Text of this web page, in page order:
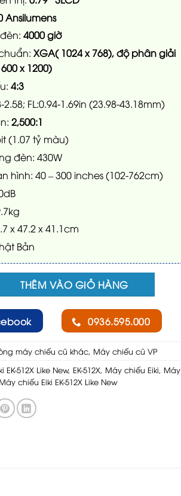
Ansilumens
4000 giờ
XGA( 1024 x 768), độ phân giải
x 1200)
4:3
FL:0.94-1.69in (23.98-43.18mm)
2,500:1
(1.07 tỷ màu)
đèn: 430W
hình: 40 – 300 inches (102-762cm)
x 47.2 x 41.1cm
Bản
512X Like New số lượng
THÊM VÀO GIỎ HÀNG
0936.595.000
máy chiếu cũ khác, Máy chiếu cũ VP
EK-512X Like New, EK-512X, Máy chiếu Eiki, Máy
Máy chiếu Eiki EK-512X Like New